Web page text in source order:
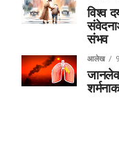
विश्व
संभव
आलेख